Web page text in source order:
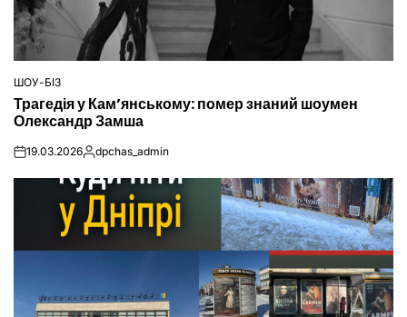
ОПУБЛІКУВАТИ
ШОУ-БІЗ
Трагедія у Кам’янському: помер знаний шоумен
Олександр Замша
on19.03.2026Опубліковано
dpchas_admin